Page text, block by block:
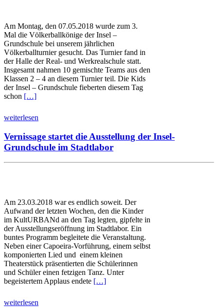
Am Montag, den 07.05.2018 wurde zum 3.
Mal die Völkerballkönige der Insel –
Grundschule bei unserem jährlichen
Völkerballturnier gesucht. Das Turnier fand in
der Halle der Real- und Werkrealschule statt.
Insgesamt nahmen 10 gemischte Teams aus den
Klassen 2 – 4 an diesem Turnier teil. Die Kids
der Insel – Grundschule fieberten diesem Tag
schon […]
weiterlesen
Vernissage startet die Ausstellung der Insel-
Grundschule im Stadtlabor
Am 23.03.2018 war es endlich soweit. Der
Aufwand der letzten Wochen, den die Kinder
im KultURBANd an den Tag legten, gipfelte in
der Ausstellungseröffnung im Stadtlabor. Ein
buntes Programm begleitete die Veranstaltung.
Neben einer Capoeira-Vorführung, einem selbst
komponierten Lied und einem kleinen
Theaterstück präsentierten die Schülerinnen
und Schüler einen fetzigen Tanz. Unter
begeistertem Applaus endete […]
weiterlesen